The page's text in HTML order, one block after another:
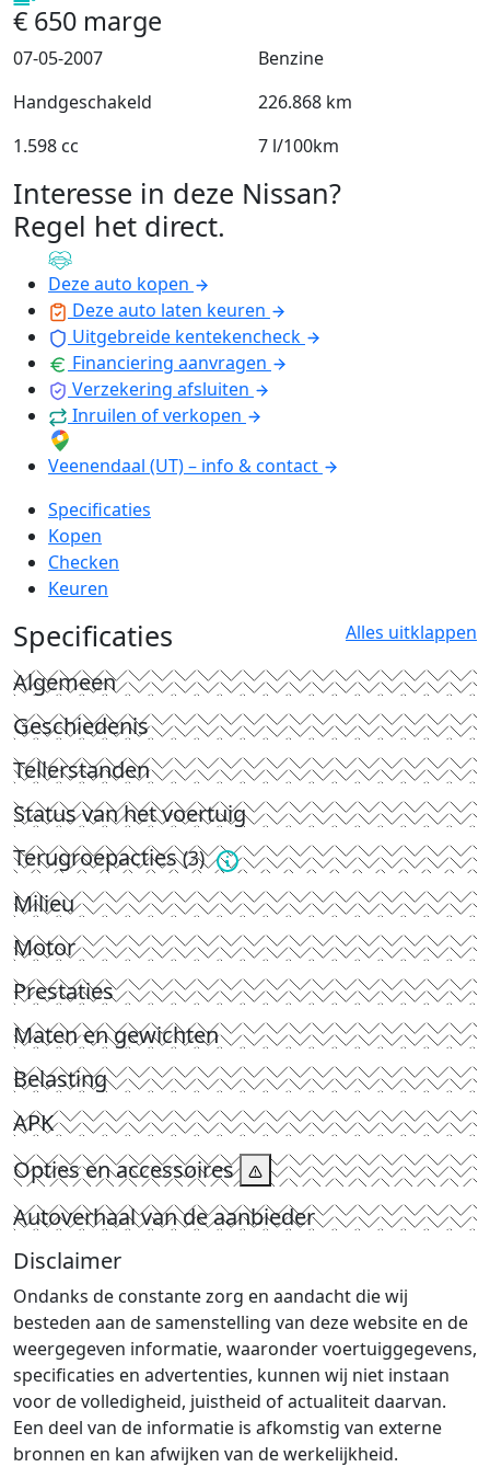
€ 650 marge
07-05-2007
Benzine
Handgeschakeld
226.868 km
1.598 cc
7 l/100km
Interesse in deze Nissan?
Regel het direct.
Deze auto kopen
Deze auto laten keuren
Uitgebreide kentekencheck
Financiering aanvragen
Verzekering afsluiten
Inruilen of verkopen
Veenendaal (UT) – info & contact
Specificaties
Kopen
Checken
Keuren
Specificaties Alles uitklappen
Algemeen
Geschiedenis
Tellerstanden
Status van het voertuig
Terugroepacties(3)
Milieu
Motor
Prestaties
Maten en gewichten
Belasting
APK
Opties en accessoires
Autoverhaal van de aanbieder
Disclaimer
Ondanks de constante zorg en aandacht die wij
besteden aan de samenstelling van deze website en de
weergegeven informatie, waaronder voertuiggegevens,
specificaties en advertenties, kunnen wij niet instaan
voor de volledigheid, juistheid of actualiteit daarvan.
Een deel van de informatie is afkomstig van externe
bronnen en kan afwijken van de werkelijkheid.